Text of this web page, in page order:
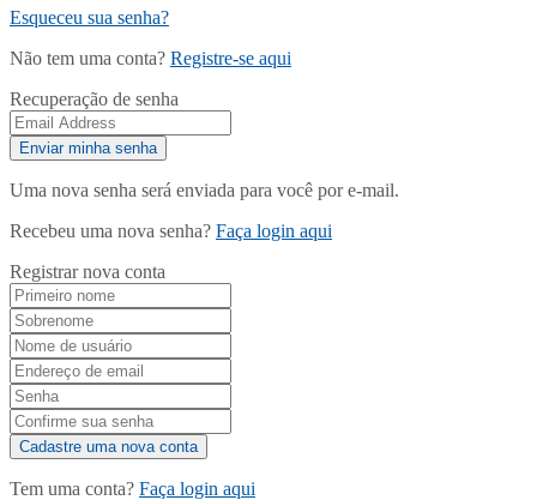
Esqueceu sua senha?
Não tem uma conta? Registre-se aqui
Recuperação de senha
Uma nova senha será enviada para você por e-mail.
Recebeu uma nova senha? Faça login aqui
Registrar nova conta
Tem uma conta? Faça login aqui